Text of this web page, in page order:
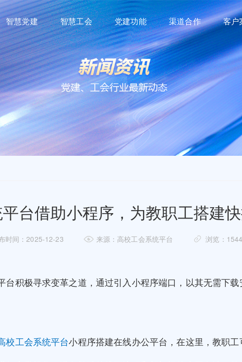
智慧党建 智慧工会 党建功能 渠道合作 客户
台借助小程序，为教职工搭建
时间：2025-12-23 来源：高校工会系统平台 浏览：
积极寻求变革之道，通过引入小程序端口，以其无需下
校工会系统平台小程序搭建在线办公平台，在这里，教职